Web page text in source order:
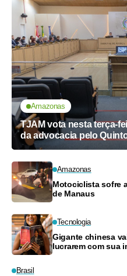
Amazonas
TJAM vota nesta terça-
da advocacia pelo
Amazonas
Motociclista sofre
de Manaus
Tecnologia
Gigante chinesa
lucrarem com sua
Brasil